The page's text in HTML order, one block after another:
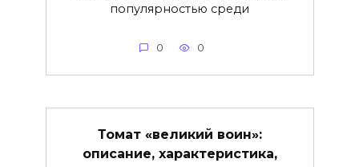
популярностью среди
0 0
Томат «великий воин»:
описание, характеристика,